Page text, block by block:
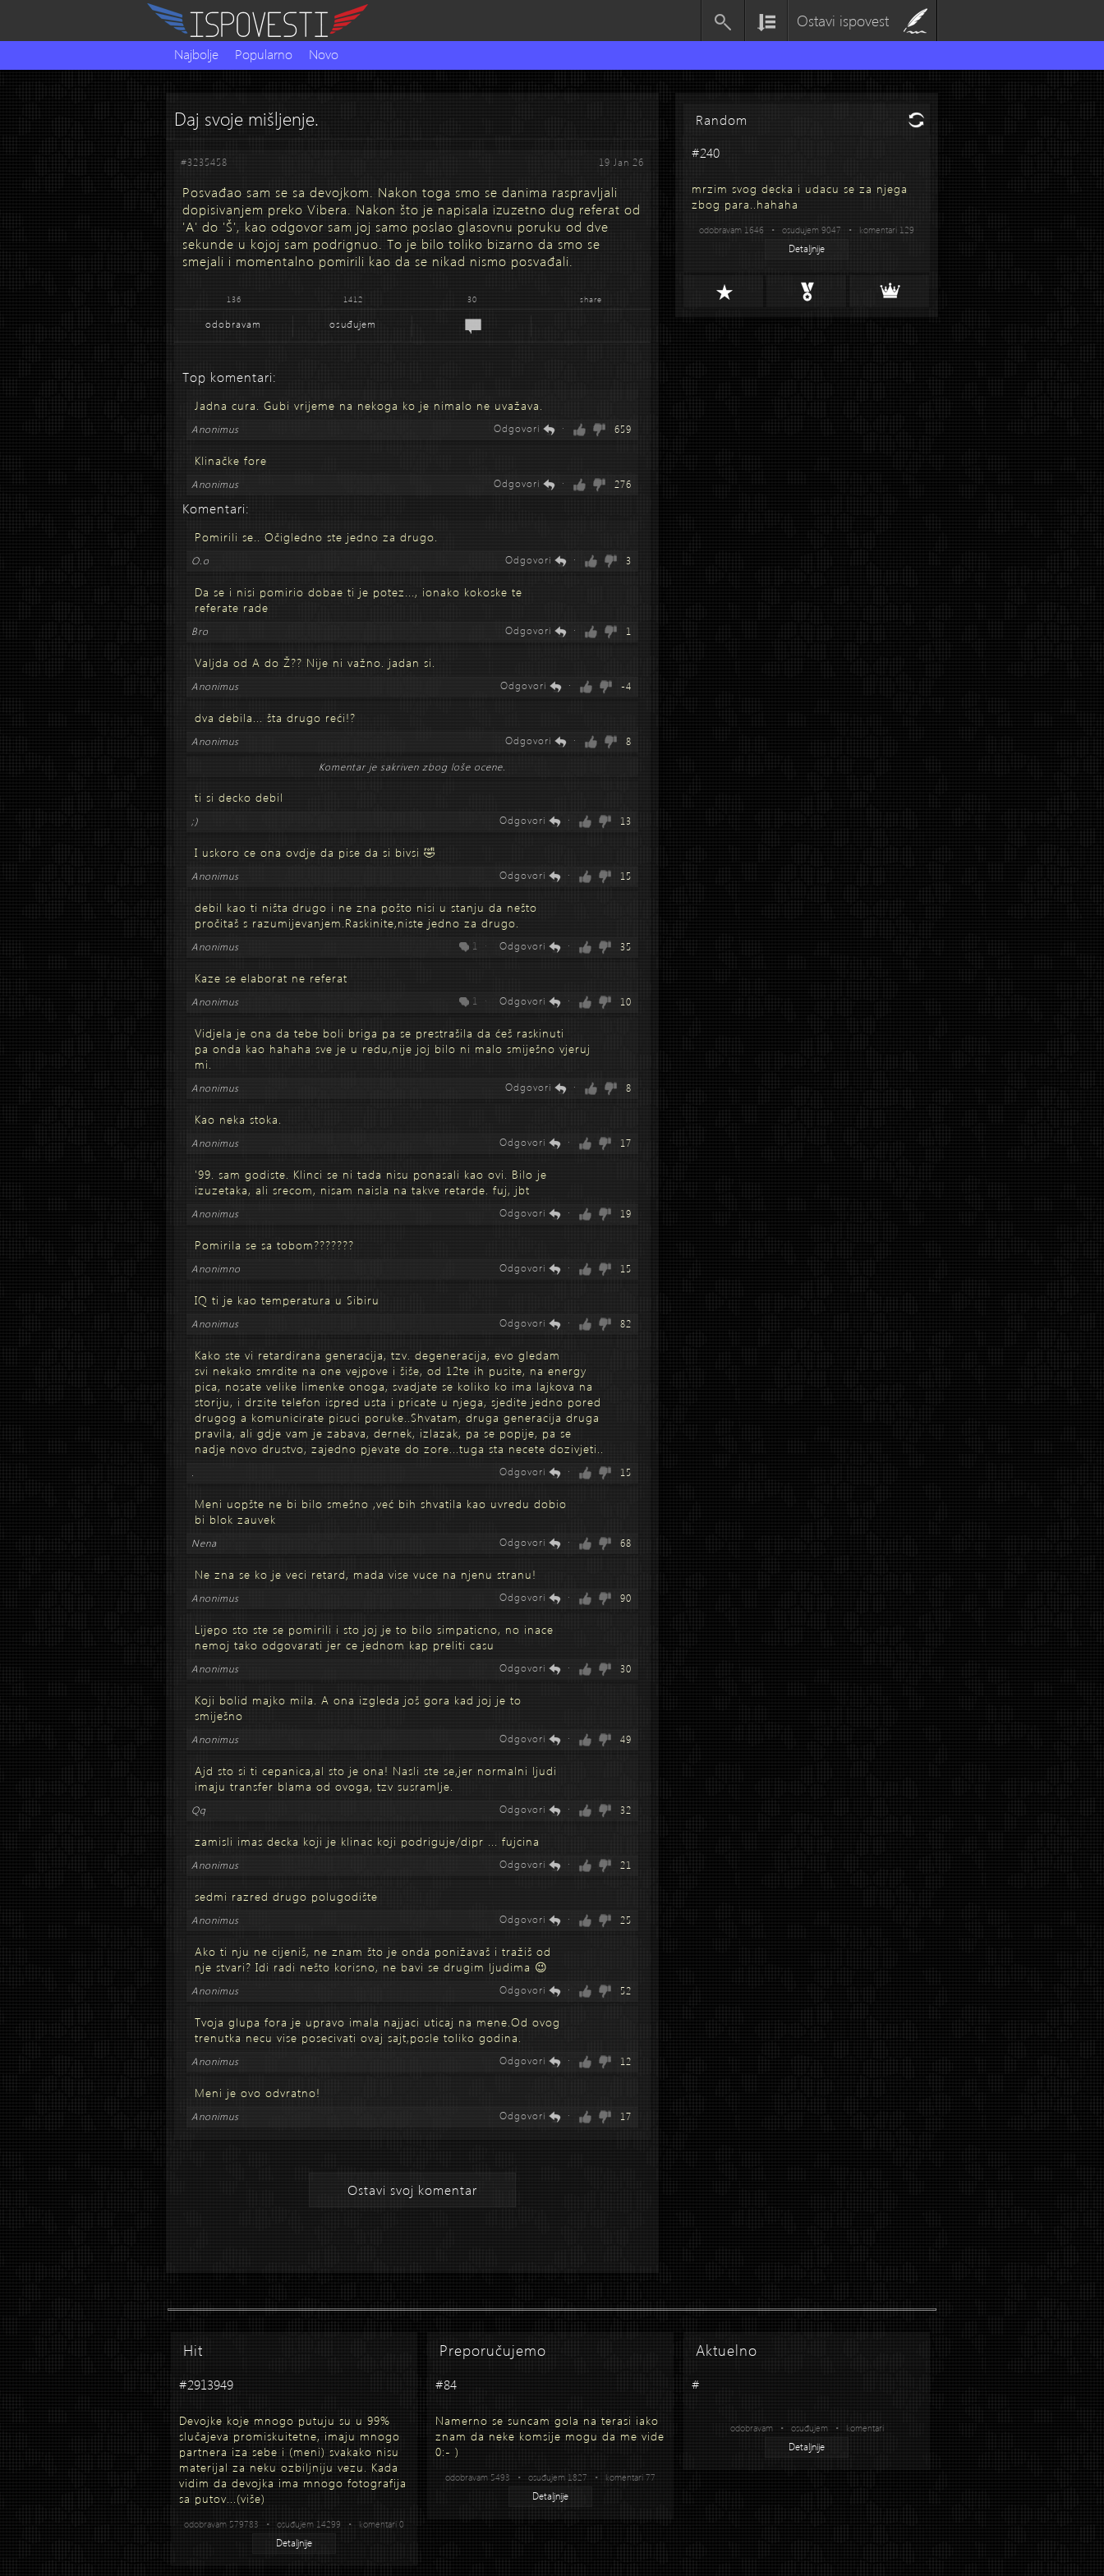
Ostavi ispovest
Najbolje Popularno Novo
Daj svoje mišljenje.
#3235458 19 Jan 26
Posvađao sam se sa devojkom. Nakon toga smo se danima raspravljali
dopisivanjem preko Vibera. Nakon što je napisala izuzetno dug referat od
'A' do 'Š', kao odgovor sam joj samo poslao glasovnu poruku od dve
sekunde u kojoj sam podrignuo. To je bilo toliko bizarno da smo se
smejali i momentalno pomirili kao da se nikad nismo posvađali.
136 1412 30 share
odobravam osuđujem
Top komentari:
Jadna cura. Gubi vrijeme na nekoga ko je nimalo ne uvažava.
Anonimus 659
Odgovori ·
Klinačke fore
Anonimus 276
Odgovori ·
Komentari:
Pomirili se.. Očigledno ste jedno za drugo.
O.o 3
Odgovori ·
Da se i nisi pomirio dobae ti je potez..., ionako kokoske te
referate rade
Bro 1
Odgovori ·
Valjda od A do Ž?? Nije ni važno. jadan si.
Anonimus -4
Odgovori ·
dva debila... šta drugo reći!?
Anonimus 8
Odgovori ·
Komentar je sakriven zbog loše ocene.
ti si decko debil
;) 13
Odgovori ·
I uskoro ce ona ovdje da pise da si bivsi 🤣
Anonimus 15
Odgovori ·
debil kao ti ništa drugo i ne zna pošto nisi u stanju da nešto
pročitaš s razumijevanjem.Raskinite,niste jedno za drugo.
Anonimus 35
Odgovori ·
1 ·
Kaze se elaborat ne referat
Anonimus 10
Odgovori ·
1 ·
Vidjela je ona da tebe boli briga pa se prestrašila da ćeš raskinuti
pa onda kao hahaha sve je u redu,nije joj bilo ni malo smiješno vjeruj
mi.
Anonimus 8
Odgovori ·
Kao neka stoka.
Anonimus 17
Odgovori ·
'99. sam godiste. Klinci se ni tada nisu ponasali kao ovi. Bilo je
izuzetaka, ali srecom, nisam naisla na takve retarde. fuj, jbt
Anonimus 19
Odgovori ·
Pomirila se sa tobom???????
Anonimno 15
Odgovori ·
IQ ti je kao temperatura u Sibiru
Anonimus 82
Odgovori ·
Kako ste vi retardirana generacija, tzv. degeneracija, evo gledam
svi nekako smrdite na one vejpove i šiše, od 12te ih pusite, na energy
pica, nosate velike limenke onoga, svadjate se koliko ko ima lajkova na
storiju, i drzite telefon ispred usta i pricate u njega, sjedite jedno pored
drugog a komunicirate pisuci poruke..Shvatam, druga generacija druga
pravila, ali gdje vam je zabava, dernek, izlazak, pa se popije, pa se
nadje novo drustvo, zajedno pjevate do zore...tuga sta necete dozivjeti..
. 15
Odgovori ·
Meni uopšte ne bi bilo smešno ,već bih shvatila kao uvredu dobio
bi blok zauvek
Nena 68
Odgovori ·
Ne zna se ko je veci retard, mada vise vuce na njenu stranu!
Anonimus 90
Odgovori ·
Lijepo sto ste se pomirili i sto joj je to bilo simpaticno, no inace
nemoj tako odgovarati jer ce jednom kap preliti casu
Anonimus 30
Odgovori ·
Koji bolid majko mila. A ona izgleda još gora kad joj je to
smiješno
Anonimus 49
Odgovori ·
Ajd sto si ti cepanica,al sto je ona! Nasli ste se,jer normalni ljudi
imaju transfer blama od ovoga, tzv susramlje.
Qq 32
Odgovori ·
zamisli imas decka koji je klinac koji podriguje/dipr ... fujcina
Anonimus 21
Odgovori ·
sedmi razred drugo polugodište
Anonimus 25
Odgovori ·
Ako ti nju ne cijeniš, ne znam što je onda ponižavaš i tražiš od
nje stvari? Idi radi nešto korisno, ne bavi se drugim ljudima 😉
Anonimus 52
Odgovori ·
Tvoja glupa fora je upravo imala najjaci uticaj na mene.Od ovog
trenutka necu vise posecivati ovaj sajt,posle toliko godina.
Anonimus 12
Odgovori ·
Meni je ovo odvratno!
Anonimus 17
Odgovori ·
Ostavi svoj komentar
Random
#240
mrzim svog decka i udacu se za njega
zbog para..hahaha
odobravam 1646 • osudujem 9047 • komentari 129
Detaljnije
Hit
#2913949
Devojke koje mnogo putuju su u 99%
slučajeva promiskuitetne, imaju mnogo
partnera iza sebe i (meni) svakako nisu
materijal za neku ozbiljniju vezu. Kada
vidim da devojka ima mnogo fotografija
sa putov...(više)
odobravam 579783 • osuđujem 14299 • komentari 0
Detaljnije
Preporučujemo
#84
Namerno se suncam gola na terasi iako
znam da neke komsije mogu da me vide
0:- )
odobravam 5493 • osuđujem 1827 • komentari 77
Detaljnije
Aktuelno
#
odobravam • osuđujem • komentari
Detaljnije